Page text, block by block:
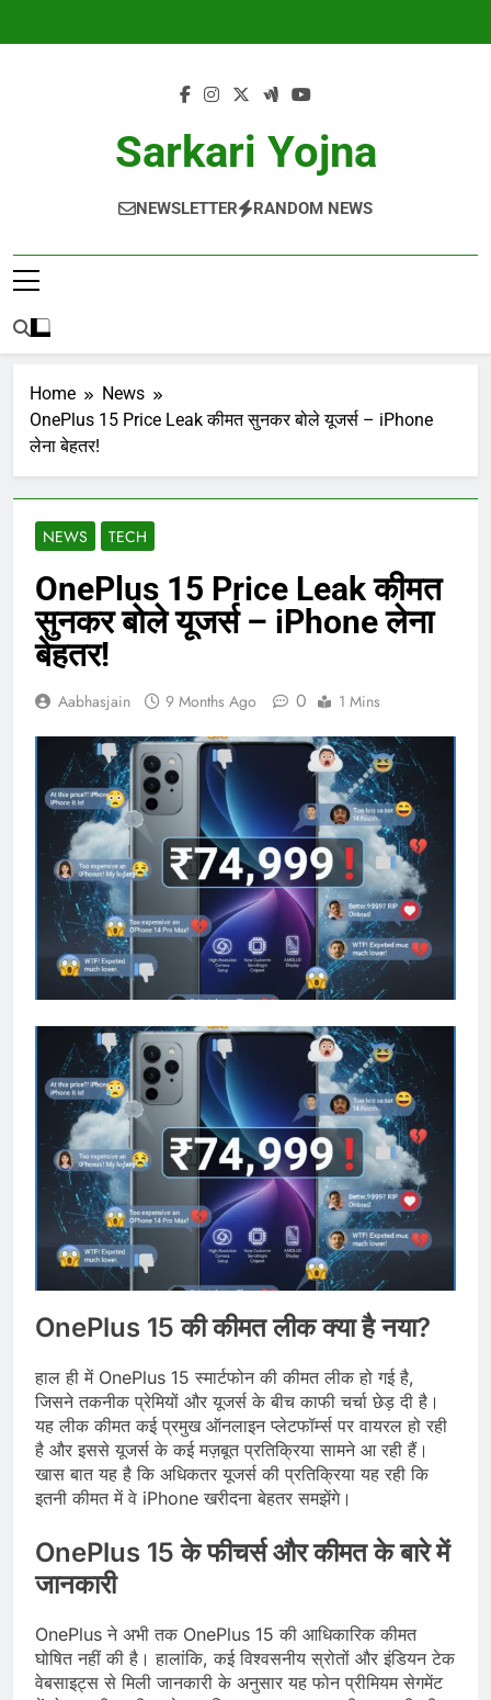
Sarkari Yojna
NEWSLETTER RANDOM NEWS
Home
News
OnePlus 15 Price Leak कीमत सुनकर बोले यूजर्स – iPhone
लेना बेहतर!
NEWS TECH
OnePlus 15 Price Leak कीमत
सुनकर बोले यूजर्स – iPhone लेना
बेहतर!
Aabhasjain 9 Months Ago 0 1 Mins
OnePlus 15 की कीमत लीक क्या है नया?
हाल ही में OnePlus 15 स्मार्टफोन की कीमत लीक हो गई है,
जिसने तकनीक प्रेमियों और यूजर्स के बीच काफी चर्चा छेड़ दी है।
यह लीक कीमत कई प्रमुख ऑनलाइन प्लेटफॉर्म्स पर वायरल हो रही
है और इससे यूजर्स के कई मज़बूत प्रतिक्रिया सामने आ रही हैं।
खास बात यह है कि अधिकतर यूजर्स की प्रतिक्रिया यह रही कि
इतनी कीमत में वे iPhone खरीदना बेहतर समझेंगे।
OnePlus 15 के फीचर्स और कीमत के बारे में
जानकारी
OnePlus ने अभी तक OnePlus 15 की आधिकारिक कीमत
घोषित नहीं की है। हालांकि, कई विश्वसनीय स्रोतों और इंडियन टेक
वेबसाइट्स से मिली जानकारी के अनुसार यह फोन प्रीमियम सेगमेंट